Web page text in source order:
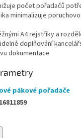
počet pořadačů
minimalizuje
A4 rejstříky a
doplňování
dokumentace
pákové pořadače